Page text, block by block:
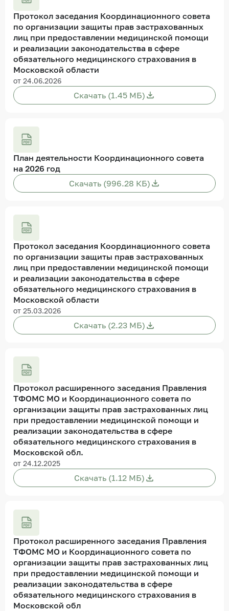
Протокол заседания Координационного совета
по организации защиты прав застрахованных
лиц при предоставлении медицинской помощи
и реализации законодательства в сфере
обязательного медицинского страхования в
Московской области
от 24.06.2026
Скачать (1.45 МБ)
План деятельности Координационного совета
на 2026 год
Скачать (996.28 КБ)
Протокол заседания Координационного совета
по организации защиты прав застрахованных
лиц при предоставлении медицинской помощи
и реализации законодательства в сфере
обязательного медицинского страхования в
Московской области
от 25.03.2026
Скачать (2.23 МБ)
Протокол расширенного заседания Правления
ТФОМС МО и Координационного совета по
организации защиты прав застрахованных лиц
при предоставлении медицинской помощи и
реализации законодательства в сфере
обязательного медицинского страхования в
Московской обл.
от 24.12.2025
Скачать (1.12 МБ)
Протокол расширенного заседания Правления
ТФОМС МО и Координационного совета по
организации защиты прав застрахованных лиц
при предоставлении медицинской помощи и
реализации законодательства в сфере
обязательного медицинского страхования в
Московской обл